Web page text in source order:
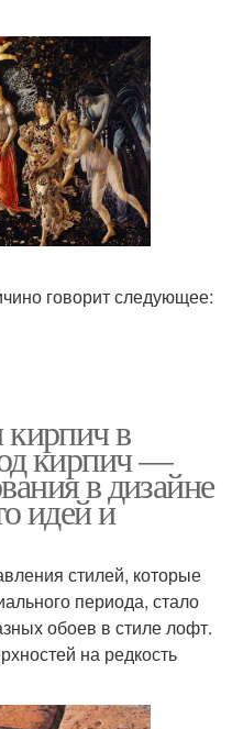
говорит следующее:
в
кирпич —
в дизайне
идей и
стилей, которые
периода, стало
обоев в стиле лофт.
на редкость